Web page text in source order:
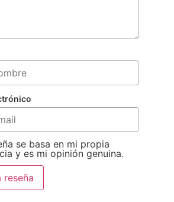
se basa en mi propia
y es mi opinión genuina.
reseña